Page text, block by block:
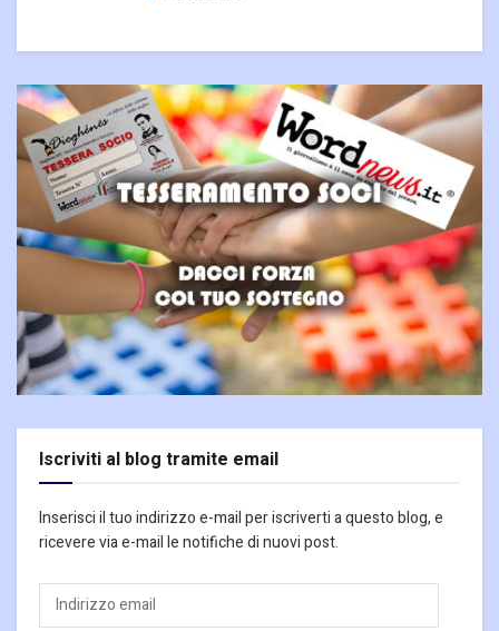
Iscriviti al blog tramite email
Inserisci il tuo indirizzo e-mail per iscriverti a questo blog, e
ricevere via e-mail le notifiche di nuovi post.
Indirizzo
email